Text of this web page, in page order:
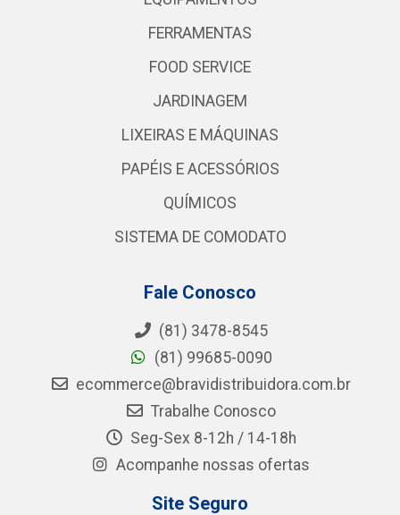
FERRAMENTAS
FOOD SERVICE
JARDINAGEM
LIXEIRAS E MÁQUINAS
PAPÉIS E ACESSÓRIOS
QUÍMICOS
SISTEMA DE COMODATO
Fale Conosco
(81) 3478-8545
(81) 99685-0090
ecommerce@bravidistribuidora.com.br
Trabalhe Conosco
Seg-Sex 8-12h / 14-18h
Acompanhe nossas ofertas
Site Seguro